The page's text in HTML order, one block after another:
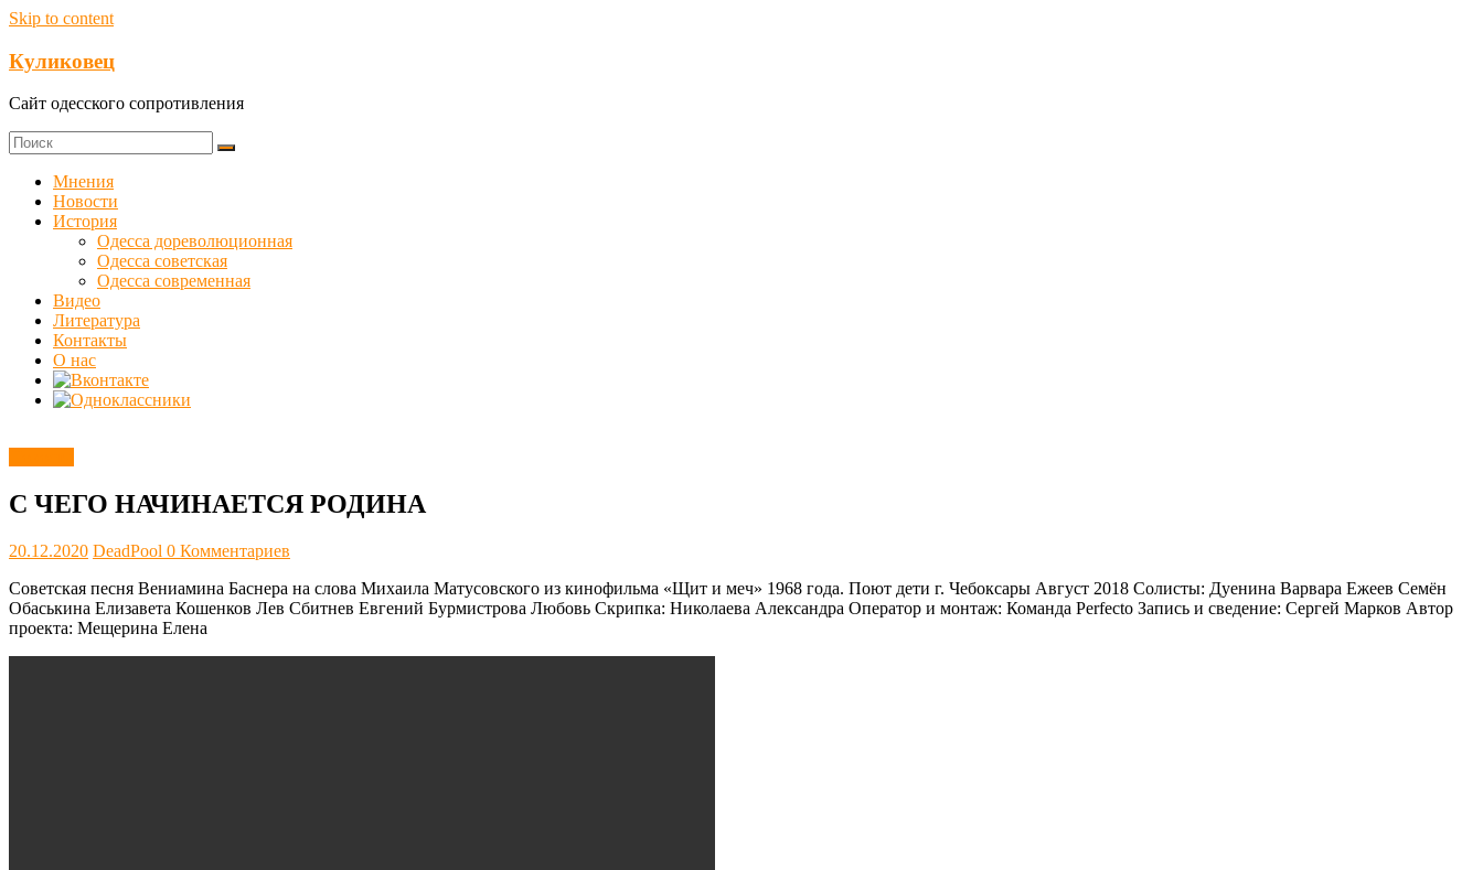
Skip to content
Куликовец
Сайт одесского сопротивления
Мнения
Новости
История
Одесса дореволюционная
Одесса советская
Одесса современная
Видео
Литература
Контакты
О нас
С ЧЕГО НАЧИНАЕТСЯ РОДИНА
20.12.2020 DeadPool 0 Комментариев
Советская песня Вениамина Баснера на слова Михаила Матусовского из кинофильма «Щит и меч» 1968 года. Поют дети г. Чебоксары Август 2018 Солисты: Дуенина Варвара Ежеев Семён
Обаськина Елизавета Кошенков Лев Сбитнев Евгений Бурмистрова Любовь Скрипка: Николаева Александра Оператор и монтаж: Команда Perfecto Запись и сведение: Сергей Марков Автор
проекта: Мещерина Елена